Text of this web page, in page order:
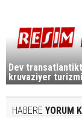
Dev
kruvaziyer
HABERE YORUM